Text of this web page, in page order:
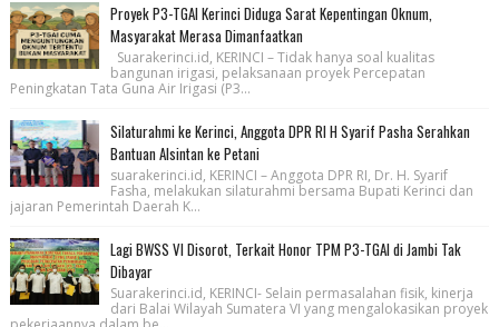
Proyek P3-TGAI Kerinci Diduga Sarat Kepentingan Oknum,
Masyarakat Merasa Dimanfaatkan
Suarakerinci.id, KERINCI – Tidak hanya soal kualitas
bangunan irigasi, pelaksanaan proyek Percepatan
Peningkatan Tata Guna Air Irigasi (P3...
Silaturahmi ke Kerinci, Anggota DPR RI H Syarif Pasha Serahkan
Bantuan Alsintan ke Petani
suarakerinci.id, KERINCI – Anggota DPR RI, Dr. H. Syarif
Fasha, melakukan silaturahmi bersama Bupati Kerinci dan
jajaran Pemerintah Daerah K...
Lagi BWSS VI Disorot, Terkait Honor TPM P3-TGAI di Jambi Tak
Dibayar
Suarakerinci.id, KERINCI- Selain permasalahan fisik, kinerja
dari Balai Wilayah Sumatera VI yang mengalokasikan proyek